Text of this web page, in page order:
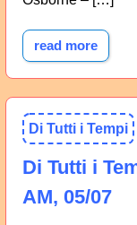
read more
Di Tutti i Tempi
Di Tutti i
AM, 05/07